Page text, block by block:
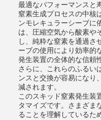
最適なパフォーマンスと
窒素生成プロセスの中核
ンモレキュラーシーブに
は、圧縮空気から酸素や
し、純粋な窒素を通過さ
ーブの使用により効率的
発生装置の全体的な信頼
さらに、これらのふるい
ンスと交換が容易になり
減されます。
このスキッド窒素発生装
タマイズです。さまざま
ることを理解しているた